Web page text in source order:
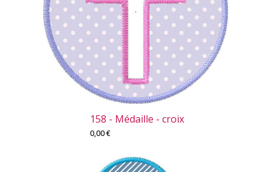
158 - Médaille - croix
0,00€